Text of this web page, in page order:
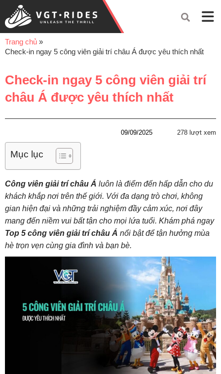
Trang chủ »
Check-in ngay 5 công viên giải trí châu Á được yêu thích nhất
Check-in ngay 5 công viên giải trí
châu Á được yêu thích nhất
278 lượt xem
09/09/2025
Mục lục
Công viên giải trí châu Á luôn là điểm đến hấp dẫn cho du
khách khắp nơi trên thế giới. Với đa dạng trò chơi, không
gian hiện đại và những trải nghiệm đầy cảm xúc, nơi đây
mang đến niềm vui bất tận cho mọi lứa tuổi. Khám phá ngay
Top 5 công viên giải trí châu Á nổi bật để tận hưởng mùa
hè trọn vẹn cùng gia đình và bạn bè.